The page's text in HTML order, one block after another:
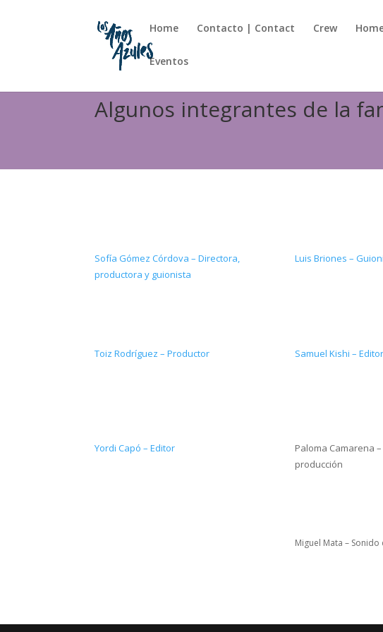
Home Contacto | Contact Crew
Eventos
Algunos integrantes de la
Sofía Gómez Córdova – Directora,
productora y guionista
Luis Briones –
Toiz Rodríguez – Productor Samuel Kishi –
Yordi Capó – Editor
Paloma Camarena
producción
Miguel Mata –